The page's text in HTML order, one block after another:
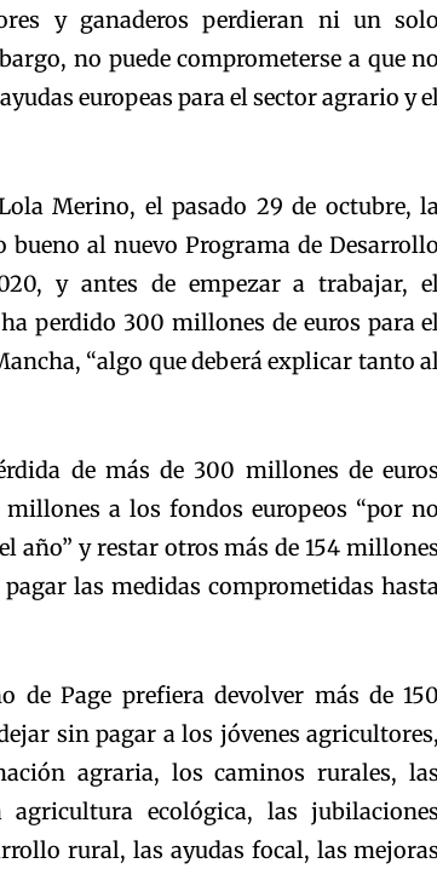
y ganaderos perdieran ni un solo
no puede comprometerse a que no
europeas para el sector agrario y
Merino, el pasado 29 de octubre,
bueno al nuevo Programa de Desarrollo
y antes de empezar a trabajar,
perdido 300 millones de euros para
“algo que deberá explicar tanto
de más de 300 millones de euros
a los fondos europeos “por no
año” y restar otros más de 154 millones
las medidas comprometidas
de Page prefiera devolver más de 150
sin pagar a los jóvenes agricultores,
agraria, los caminos rurales, las
ecológica, las jubilaciones
rural, las ayudas focal, las mejoras